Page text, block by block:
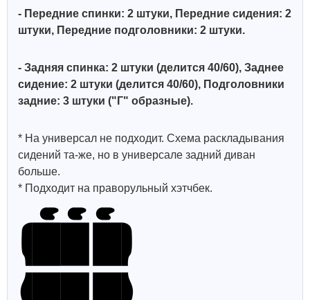
- Передние спинки: 2 штуки, Передние сидения: 2
штуки, Передние подголовники: 2 штуки.
- Задняя спинка: 2 штуки (делится 40/60), Заднее
сидение: 2 штуки (делится 40/60), Подголовники
задние: 3 штуки ("Г" образные).
* На универсал не подходит. Схема раскладывания
сидений та-же, но в универсале задний диван
больше.
* Подходит на праворульный хэтчбек.